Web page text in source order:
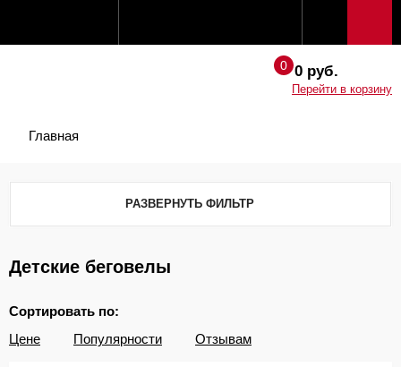
0 руб.
Перейти в корзину
Главная
РАЗВЕРНУТЬ ФИЛЬТР
Детские беговелы
Сортировать по:
Цене
Популярности Отзывам